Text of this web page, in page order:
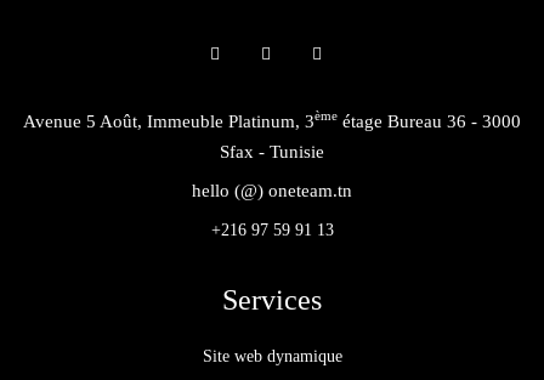
Avenue 5 Août, Immeuble Platinum, 3ème étage Bureau 36 - 3000
Sfax - Tunisie
hello (@) oneteam.tn
+216 97 59 91 13
Services
Site web dynamique